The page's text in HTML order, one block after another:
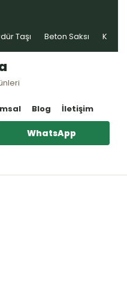
Taşı Beton Saksı Kablo
Blog İletişim
WhatsApp